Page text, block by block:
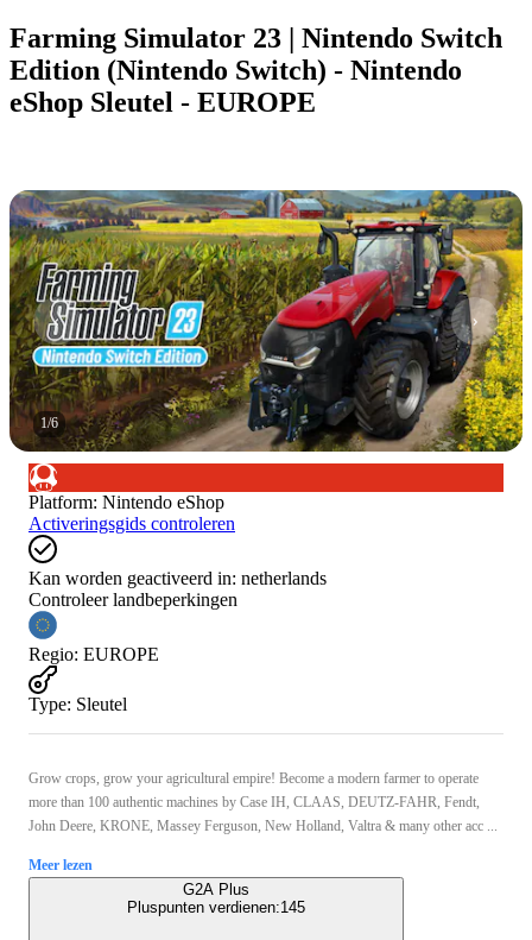
Farming Simulator 23 | Nintendo Switch
Edition (Nintendo Switch) - Nintendo
eShop Sleutel - EUROPE
1/6
Platform: Nintendo eShop
Activeringsgids controleren
Kan worden geactiveerd in: netherlands
Controleer landbeperkingen
Regio: EUROPE
Type: Sleutel
Grow crops, grow your agricultural empire! Become a modern farmer to operate
more than 100 authentic machines by Case IH, CLAAS, DEUTZ-FAHR, Fendt,
John Deere, KRONE, Massey Ferguson, New Holland, Valtra & many other acc ...
Meer lezen
G2A Plus
Pluspunten verdienen:145